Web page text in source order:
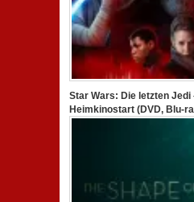
Star Wars: Die letzten Jedi
Heimkinostart (DVD, Blu-